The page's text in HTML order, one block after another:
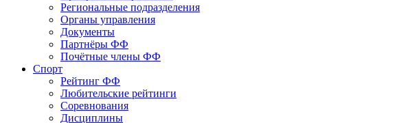
Региональные подразделения
Органы управления
Документы
Партнёры ФФ
Почётные члены ФФ
Спорт
Рейтинг ФФ
Любительские рейтинги
Соревнования
Дисциплины